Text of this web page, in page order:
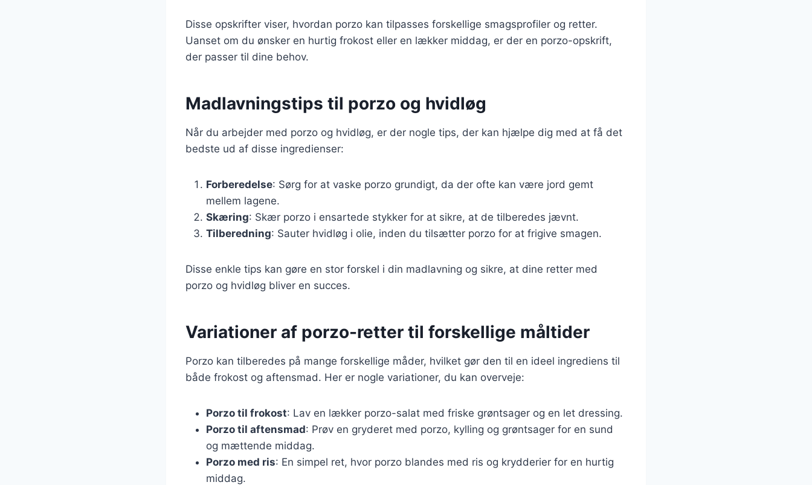
Disse opskrifter viser, hvordan porzo kan tilpasses forskellige smagsprofiler og retter.
Uanset om du ønsker en hurtig frokost eller en lækker middag, er der en porzo-opskrift,
der passer til dine behov.
Madlavningstips til porzo og hvidløg
Når du arbejder med porzo og hvidløg, er der nogle tips, der kan hjælpe dig med at få det
bedste ud af disse ingredienser:
Forberedelse: Sørg for at vaske porzo grundigt, da der ofte kan være jord gemt
mellem lagene.
Skæring: Skær porzo i ensartede stykker for at sikre, at de tilberedes jævnt.
Tilberedning: Sauter hvidløg i olie, inden du tilsætter porzo for at frigive smagen.
Disse enkle tips kan gøre en stor forskel i din madlavning og sikre, at dine retter med
porzo og hvidløg bliver en succes.
Variationer af porzo-retter til forskellige måltider
Porzo kan tilberedes på mange forskellige måder, hvilket gør den til en ideel ingrediens til
både frokost og aftensmad. Her er nogle variationer, du kan overveje:
Porzo til frokost: Lav en lækker porzo-salat med friske grøntsager og en let dressing.
Porzo til aftensmad: Prøv en gryderet med porzo, kylling og grøntsager for en sund
og mættende middag.
Porzo med ris: En simpel ret, hvor porzo blandes med ris og krydderier for en hurtig
middag.